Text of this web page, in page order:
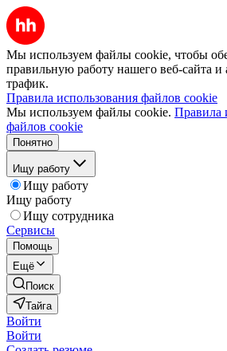
Мы используем файлы cookie, чтобы
правильную работу нашего веб-сайта и
трафик.
Правила использования файлов cookie
Мы используем файлы cookie. Правила
файлов cookie
Понятно
Ищу работу
Ищу работу
Ищу работу
Ищу сотрудника
Сервисы
Помощь
Ещё
Поиск
Тайга
Войти
Войти